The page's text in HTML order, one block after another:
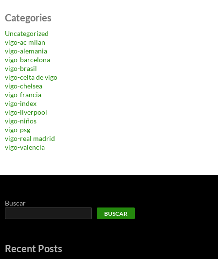
Categories
Uncategorized
vigo-ac milan
vigo-alemania
vigo-barcelona
vigo-brasil
vigo-celta de vigo
vigo-chelsea
vigo-francia
vigo-index
vigo-liverpool
vigo-niños
vigo-psg
vigo-real madrid
vigo-valencia
Buscar
BUSCAR
Recent Posts